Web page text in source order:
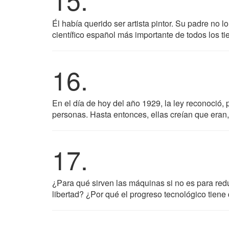
Él había querido ser artista pintor. Su padre no
científico español más importante de todos los
16.
En el día de hoy del año 1929, la ley
personas. Hasta entonces, ellas creían que
17.
¿Para qué sirven las máquinas si no es para
libertad? ¿Por qué el progreso tecnológico